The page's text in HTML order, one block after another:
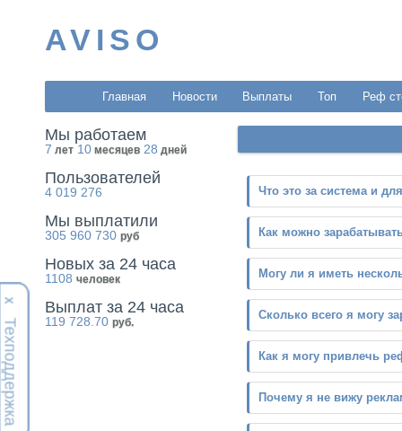
Х
Техподдержка
AVISO
Главная Новости Выплаты Топ Реф
Мы работаем
7 лет 10 месяцев 28 дней
Пользователей
4 019 276
Мы выплатили
305 960 730 руб
Новых за 24 часа
1108 человек
Выплат за 24 часа
119 728.70 руб.
Что это за система и
Как можно
Могу ли я иметь
Сколько всего я могу
Как я могу привлечь
Почему я не вижу